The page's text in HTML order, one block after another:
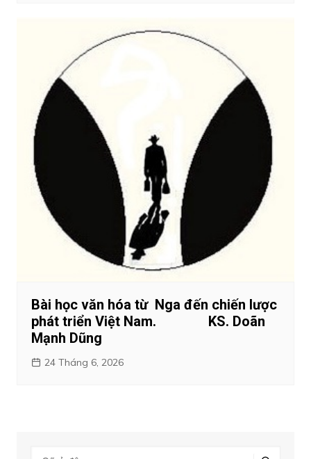
Bài học văn hóa từ Nga đến chiến lược
phát triển Việt Nam. KS. Doãn
Mạnh Dũng
24 Tháng 6, 2026